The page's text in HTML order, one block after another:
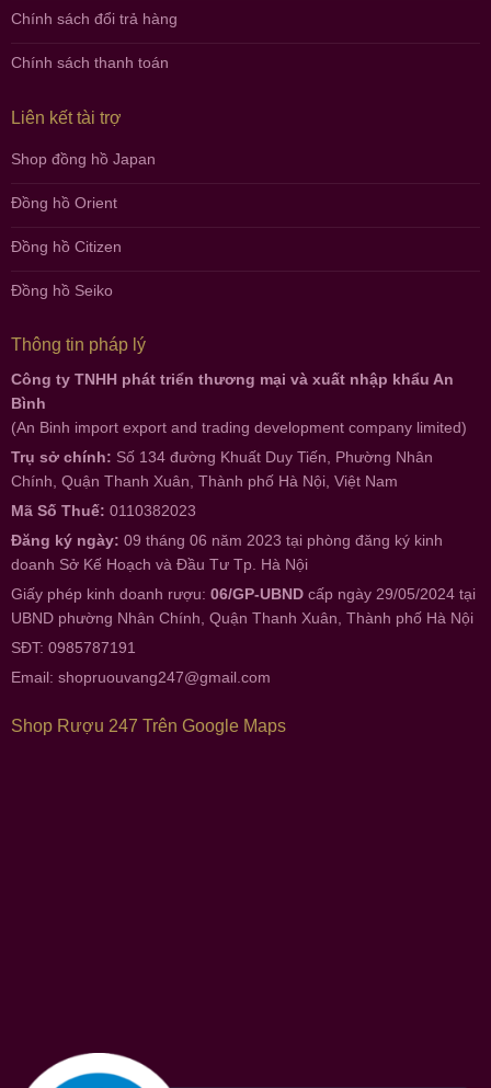
Chính sách đổi trả hàng
Chính sách thanh toán
Liên kết tài trợ
Shop đồng hồ Japan
Đồng hồ Orient
Đồng hồ Citizen
Đồng hồ Seiko
Thông tin pháp lý
Công ty TNHH phát triển thương mại và xuất nhập khẩu An
Bình
(An Binh import export and trading development company limited)
Trụ sở chính: Số 134 đường Khuất Duy Tiến, Phường Nhân
Chính, Quận Thanh Xuân, Thành phố Hà Nội, Việt Nam
Mã Số Thuế: 0110382023
Đăng ký ngày: 09 tháng 06 năm 2023 tại phòng đăng ký kinh
doanh Sở Kế Hoạch và Đầu Tư Tp. Hà Nội
Giấy phép kinh doanh rượu: 06/GP-UBND cấp ngày 29/05/2024 tại
UBND phường Nhân Chính, Quận Thanh Xuân, Thành phố Hà Nội
SĐT: 0985787191
Email: shopruouvang247@gmail.com
Shop Rượu 247 Trên Google Maps